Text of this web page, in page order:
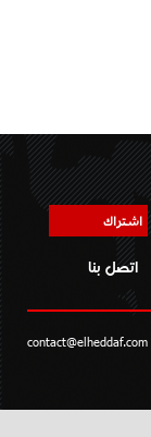
اشتراك
اتصل بنا
contact@elheddaf.com